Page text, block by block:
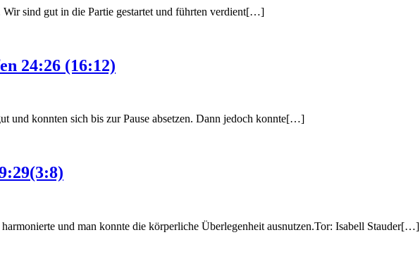
sind gut in die Partie gestartet und führten verdient[…]
24:26 (16:12)
und konnten sich bis zur Pause absetzen. Dann jedoch konnte[…]
und man konnte die körperliche Überlegenheit ausnutzen.Tor: Isabell Stauder[…]